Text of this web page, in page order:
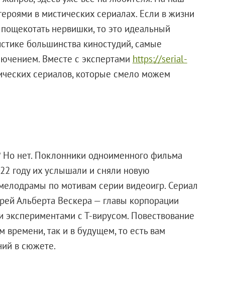
в мистических сериалах. Если в жизни
нервишки, то это идеальный
большинства киностудий, самые
Вместе с экспертами https://serial-
сериалов, которые смело можем
Но нет. Поклонники одноименного фильма
году их услышали и сняли новую
по мотивам серии видеоигр. Сериал
Альберта Вескера — главы корпорации
с Т-вирусом. Повествование
так и в будущем, то есть вам
в сюжете.